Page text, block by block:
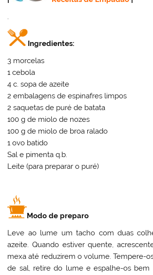
.
Ingredientes:
3 morcelas
1 cebola
4 c. sopa de azeite
2 embalagens de espinafres limpos
2 saquetas de puré de batata
100 g de miolo de nozes
100 g de miolo de broa ralado
1 ovo batido
Sal e pimenta q.b.
Leite (para preparar o puré)
Modo de preparo
Leve ao lume um tacho com duas
azeite. Quando estiver quente,
mexa até reduzirem o volume. Tempere-
de sal, retire do lume e espalhe-os